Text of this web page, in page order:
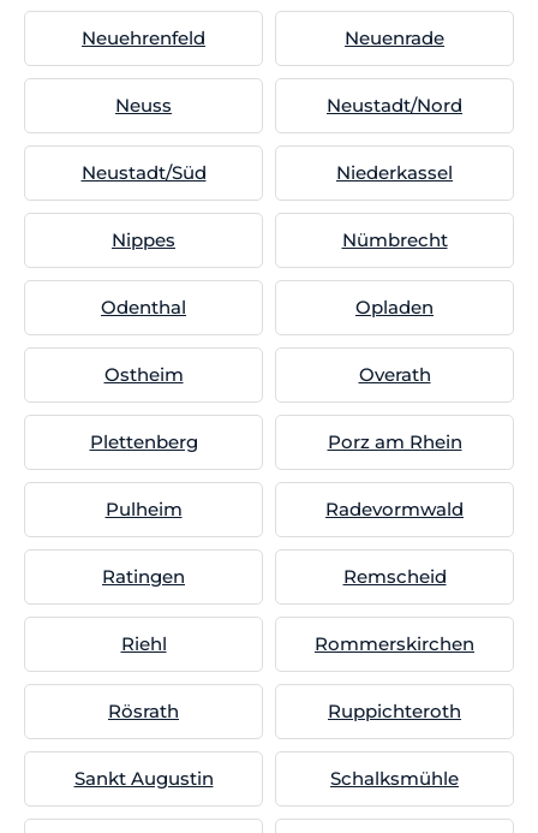
Neuehrenfeld Neuenrade
Neuss Neustadt/Nord
Neustadt/Süd Niederkassel
Nippes Nümbrecht
Odenthal Opladen
Ostheim Overath
Plettenberg Porz am Rhein
Pulheim Radevormwald
Ratingen Remscheid
Riehl Rommerskirchen
Rösrath Ruppichteroth
Sankt Augustin Schalksmühle